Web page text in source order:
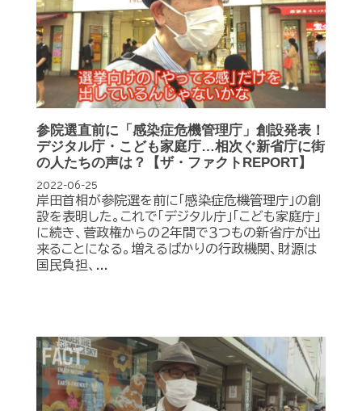
参院選直前に「感染症危機管理庁」創設発表！
デジタル庁・こども家庭庁…相次ぐ新省庁に街
の人たちの声は？【ザ・ファクトREPORT】
2022-06-25
岸田首相が参院選を前に「感染症危機管理庁」の創
設を表明した。これで「デジタル庁」「こども家庭庁」
に続き、菅政権からの２年間で３つもの新省庁が出
来ることになる。増えるばかりの行政機関、財源は
国民負担、...